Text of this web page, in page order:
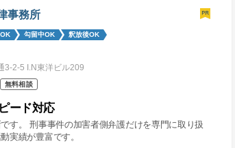
事務所
勾留中OK 釈放後OK
3-2-5 I.N東洋ビル209
無料相談
ード対応
す。 刑事事件の加害者側弁護だけを専門に取り扱
実績が豊富です。